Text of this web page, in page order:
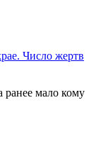
Число жертв
ранее мало кому